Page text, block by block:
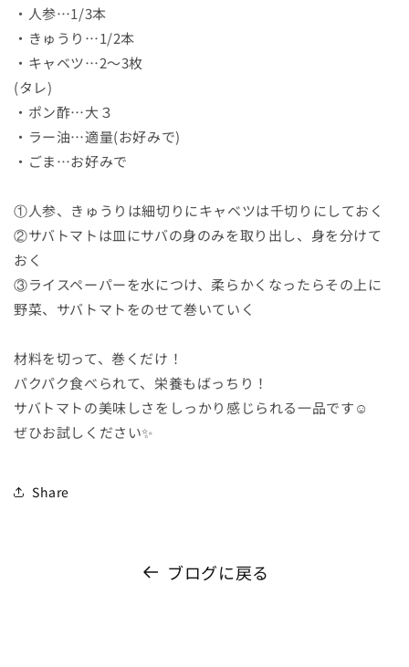
・人参…1/3本
・きゅうり…1/2本
・キャベツ…2～3枚
(タレ)
・ポン酢…大３
・ラー油…適量(お好みで)
・ごま…お好みで
①人参、きゅうりは細切りにキャベツは千切りにしておく
②サバトマトは皿にサバの身のみを取り出し、身を分けて
おく
③ライスペーパーを水につけ、柔らかくなったらその上に
野菜、サバトマトをのせて巻いていく
材料を切って、巻くだけ！
パクパク食べられて、栄養もばっちり！
サバトマトの美味しさをしっかり感じられる一品です☺
ぜひお試しください✨
Share
ブログに戻る